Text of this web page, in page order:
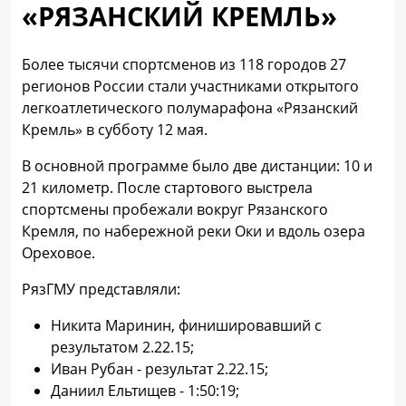
«РЯЗАНСКИЙ КРЕМЛЬ»
Более тысячи спортсменов из 118 городов 27
регионов России стали участниками открытого
легкоатлетического полумарафона «Рязанский
Кремль» в субботу 12 мая.
В основной программе было две дистанции: 10 и
21 километр. После стартового выстрела
спортсмены пробежали вокруг Рязанского
Кремля, по набережной реки Оки и вдоль озера
Ореховое.
РязГМУ представляли:
Никита Маринин, финишировавший с
результатом 2.22.15;
Иван Рубан - результат 2.22.15;
Даниил Ельтищев - 1:50:19;